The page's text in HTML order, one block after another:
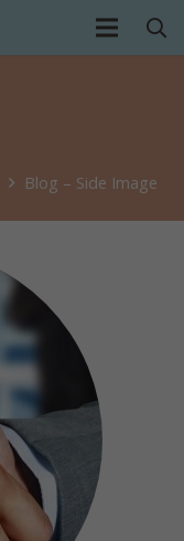
Blog – Side Image